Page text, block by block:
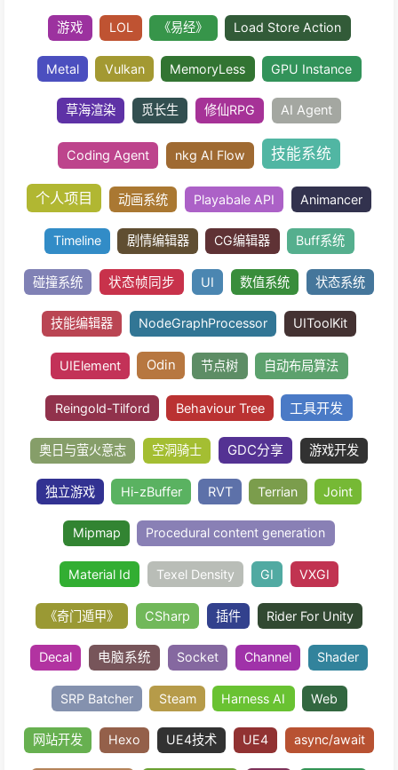
游戏引擎 团结引擎 TuanJie 游戏设
GOAP 网络编程 ProtoBuffer 性能优
性能检测 抓帧 HeightField PCG
PDG Procedural Dependency Graph
NKGFramework CLR .NET10 跨引擎
游戏 LOL 《易经》 Load Store
Metal Vulkan MemoryLess GPU
草海渲染 觅长生 修仙RPG AI Agent
Coding Agent nkg AI Flow 技能系统
个人项目 动画系统 Playabale API
Timeline 剧情编辑器 CG编辑器
碰撞系统 状态帧同步 UI 数值系统
技能编辑器 NodeGraphProcessor
UIElement Odin 节点树 自动布局算法
Reingold-Tilford Behaviour Tree 工具开